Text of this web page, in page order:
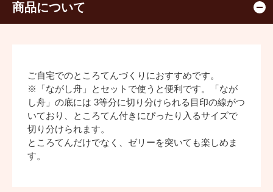
商品について
ご自宅でのところてんづくりにおすすめです。
※「ながし舟」とセットで使うと便利です。「なが
し舟」の底には 3等分に切り分けられる目印の線がつ
いており、ところてん付きにぴったり入るサイズで
切り分けられます。
ところてんだけでなく、ゼリーを突いても楽しめま
す。